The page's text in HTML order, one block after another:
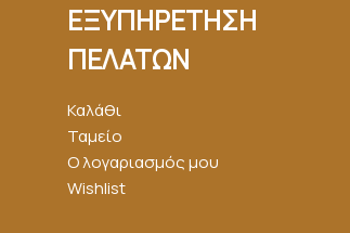
ΕΞΥΠΗΡΕΤΗΣΗ
ΠΕΛΑΤΩΝ
Καλάθι
Ταμείο
Ο λογαριασμός μου
Wishlist